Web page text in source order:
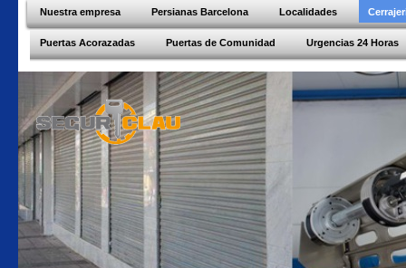
Nuestra empresa Persianas Barcelona Localidades
Puertas Acorazadas Puertas de Comunidad Urgencias 24 Horas